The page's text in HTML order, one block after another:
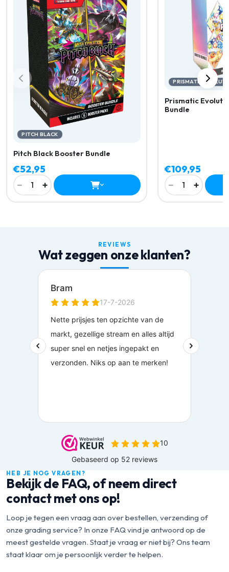
PITCH BLACK
Pitch Black Booster Bundle
€52,95
− 1 +
PRISMATIC
Prismatic
Bundle
€109,95
− 1 +
REVIEWS
Wat zeggen onze klanten?
HEB JE NOG VRAGEN?
Bekijk de FAQ, of neem direct
contact met ons op!
Loop je tegen een vraag aan over bestellen, verzending of
onze grading service? In onze FAQ vind je antwoord op de
meest gestelde vragen. Staat je vraag er niet bij? Ons team
staat klaar om je persoonlijk verder te helpen.